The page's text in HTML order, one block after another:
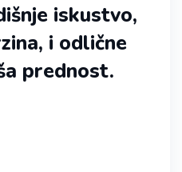
iskustvo,
i odlične
prednost.